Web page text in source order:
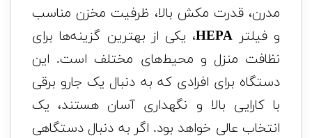
مدرن، قدرت مکش بالا، ظرفیت مخزن مناسب
و فیلتر HEPA، یکی از بهترین گزینه‌ها برای
نظافت منزل و محیط‌های مختلف است. این
دستگاه برای افرادی که به دنبال یک جارو برقی
با کارایی بالا و نگهداری آسان هستند، یک
انتخاب عالی خواهد بود. اگر به دنبال دستگاهی